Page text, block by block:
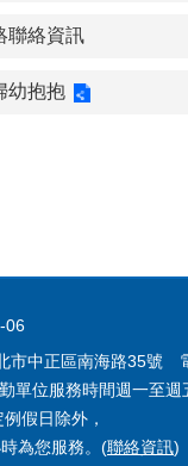
聯絡資訊
幼抱抱
06
市中正區南海路35號
單位服務時間週一至週
假日除外，
為您服務。(聯絡資訊)